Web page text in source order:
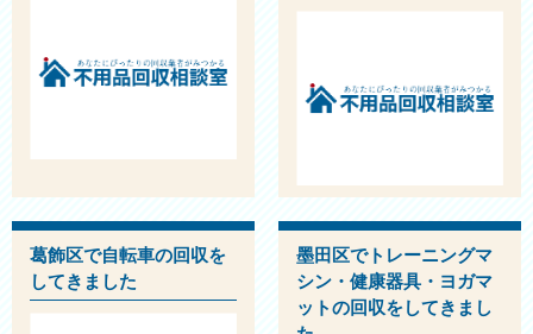
葛飾区で自転車の回収を
してきました
墨田区でトレーニングマ
シン・健康器具・ヨガマ
ットの回収をしてきまし